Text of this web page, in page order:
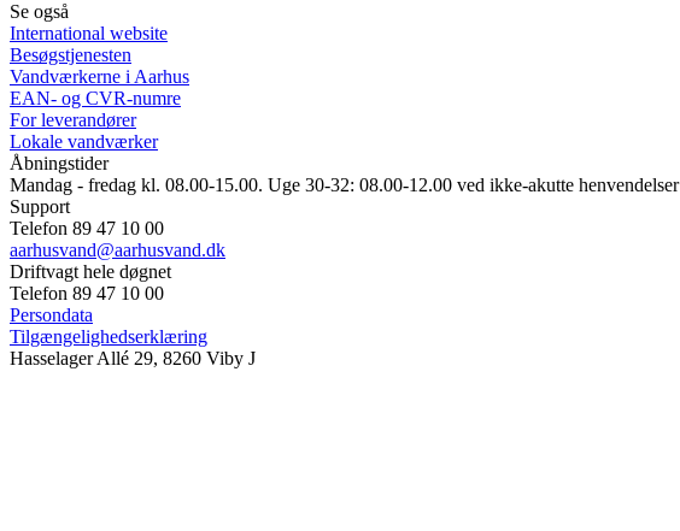
Se også
International website
Besøgstjenesten
Vandværkerne i Aarhus
EAN- og CVR-numre
For leverandører
Lokale vandværker
Åbningstider
Mandag - fredag kl. 08.00-15.00. Uge 30-32: 08.00-12.00 ved ikke-akutte henvendelser
Support
Telefon 89 47 10 00
aarhusvand@aarhusvand.dk
Driftvagt hele døgnet
Telefon 89 47 10 00
Persondata
Tilgængelighedserklæring
Hasselager Allé 29, 8260 Viby J